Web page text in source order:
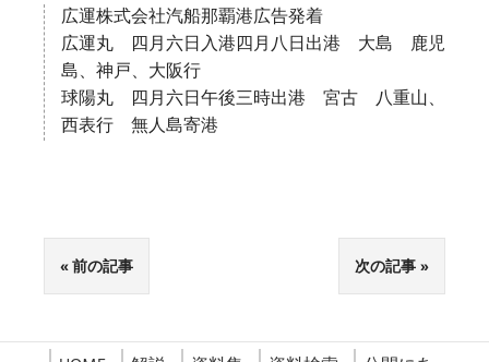
広運株式会社汽船那覇港広告発着
広運丸 四月六日入港四月八日出港 大島 鹿児
島、神戸、大阪行
球陽丸 四月六日午後三時出港 宮古 八重山、
西表行 無人島寄港
前の記事 次の記事